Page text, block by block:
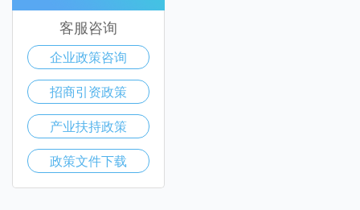
客服咨询
企业政策咨询
招商引资政策
产业扶持政策
政策文件下载